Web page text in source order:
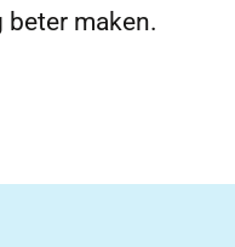
beter maken.